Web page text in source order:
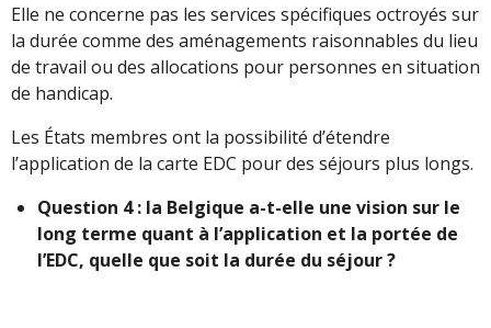
Elle ne concerne pas les services spécifiques octroyés sur
la durée comme des aménagements raisonnables du lieu
de travail ou des allocations pour personnes en situation
de handicap.
Les États membres ont la possibilité d’étendre
l’application de la carte EDC pour des séjours plus longs.
Question 4 : la Belgique a-t-elle une vision sur le
long terme quant à l’application et la portée de
l’EDC, quelle que soit la durée du séjour ?